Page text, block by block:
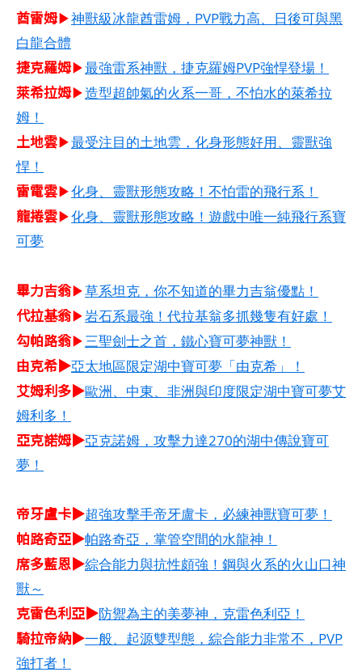
酋雷姆​▶神獸級冰龍酋雷姆，PVP戰力高、日後可與黑
白龍合體
捷克羅姆​▶最強雷系神獸，捷克羅姆PVP強悍登場！
萊希拉姆​▶造型超帥氣的火系一哥，不怕水的萊希拉
姆！
土地雲▶最受注目的土地雲，化身形態好用、靈獸強
悍！
雷電雲▶化身、靈獸形態攻略！不怕雷的飛行系！
龍捲雲▶化身、靈獸形態攻略！遊戲中唯一純飛行系寶
可夢
畢力吉翁▶草系坦克，你不知道的畢力吉翁優點！
代拉基翁▶岩石系最強！代拉基翁多抓幾隻有好處！
勾帕路翁▶三聖劍士之首，鐵心寶可夢神獸！
由克希▶亞太地區限定湖中寶可夢「由克希」！
艾姆利多▶歐洲、中東、非洲與印度限定湖中寶可夢艾
姆利多！
亞克諾姆▶亞克諾姆，攻擊力達270的湖中傳說寶可
夢！
帝牙盧卡▶超強攻擊手帝牙盧卡，必練神獸寶可夢！
帕路奇亞▶帕路奇亞，掌管空間的水龍神！
席多藍恩▶綜合能力與抗性頗強！鋼與火系的火山口神
獸～
克雷色利亞▶防禦為主的美夢神，克雷色利亞！
騎拉帝納▶一般、起源雙型態，綜合能力非常不，PVP
強打者！